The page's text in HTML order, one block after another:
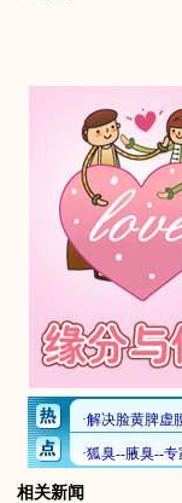
相关新闻